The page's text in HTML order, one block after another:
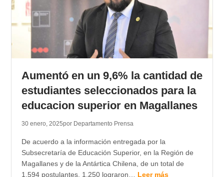
Aumentó en un 9,6% la cantidad de
estudiantes seleccionados para la
educacion superior en Magallanes
30 enero, 2025por Departamento Prensa
De acuerdo a la información entregada por la
Subsecretaría de Educación Superior, en la Región de
Magallanes y de la Antártica Chilena, de un total de
1.594 postulantes, 1.250 lograron… Leer más